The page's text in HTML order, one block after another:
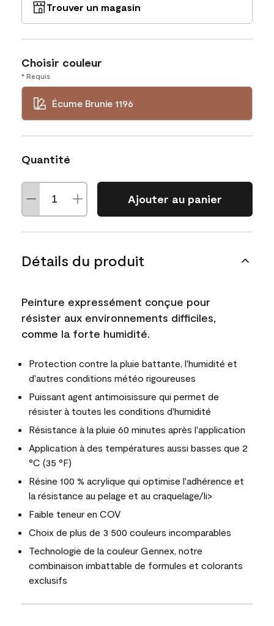
Trouver un magasin
Choisir couleur
* Requis
Écume Brunie 1196
Quantité
Ajouter au panier
Détails du produit
Peinture expressément conçue pour
résister aux environnements difficiles,
comme la forte humidité.
Protection contre la pluie battante, l'humidité et
d'autres conditions météo rigoureuses
Puissant agent antimoisissure qui permet de
résister à toutes les conditions d'humidité
Résistance à la pluie 60 minutes après l'application
Application à des températures aussi basses que 2
°C (35 °F)
Résine 100 % acrylique qui optimise l'adhérence et
la résistance au pelage et au craquelage/li>
Faible teneur en COV
Choix de plus de 3 500 couleurs incomparables
Technologie de la couleur Gennex, notre
combinaison imbattable de formules et colorants
exclusifs